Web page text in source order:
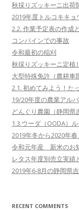
秋採りズッキーニ出荷
2019年度トルコキキョ
2.2. 作業予定表の作成
コンバインでの事故
令和最初の稲刈
秋採りズッキーニ定植
大型特殊免許（農耕車
2.1. 初めてみよう！た
19/20年度の農業アル
どんぐり農園（静岡県
1.3.ウーダ（OODA）
2019年冬から2020年
令和元年産 新米のお
レタス年度別売立実績
2019年6-8月の静岡県
RECENT COMMENTS